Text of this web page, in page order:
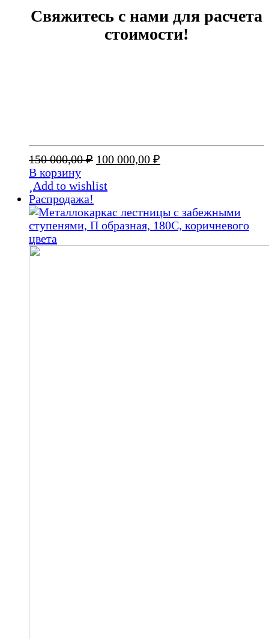
Свяжитесь с нами для расчета
стоимости!
150 000,00₽ Первоначальная
составляла
000,00 ₽.
100 000,00 ₽
В корзину
Add to wishlist
Распродажа!